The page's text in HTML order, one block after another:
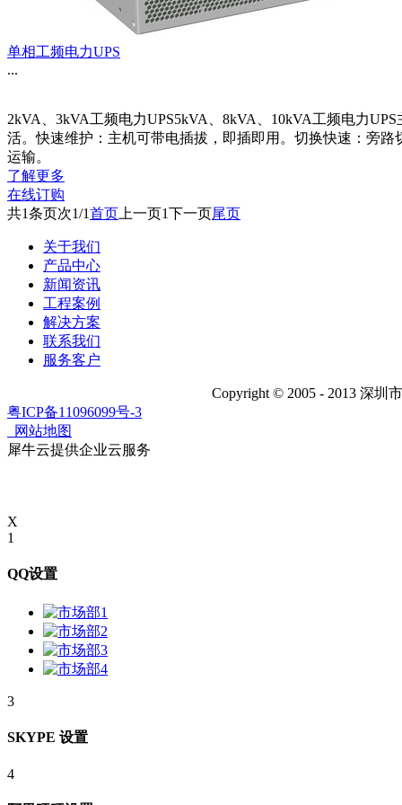
单相工频电力UPS
...
2kVA、3kVA工频电力UPS5kVA、8kVA、10kVA工频电力
活。快速维护：主机可带电插拔，即插即用。切换快速：旁
运输。
了解更多
在线订购
共1条页次1/1首页 上一页1下一页尾页
关于我们
产品中心
新闻资讯
工程案例
解决方案
联系我们
服务客户
Copyright © 2005 - 2013 深圳市柏盛
粤ICP备11096099号-3
网站地图
犀牛云提供企业云服务
X
1
QQ设置
3
SKYPE 设置
4